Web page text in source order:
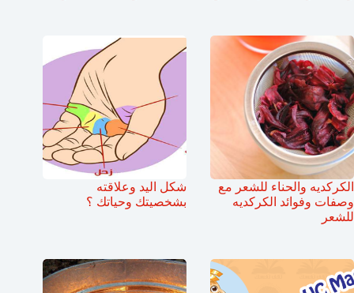
الكركديه والحناء للشعر مع
وصفات وفوائد الكركديه
للشعر
شكل اليد وعلاقته
بشخصيتك وحياتك ؟